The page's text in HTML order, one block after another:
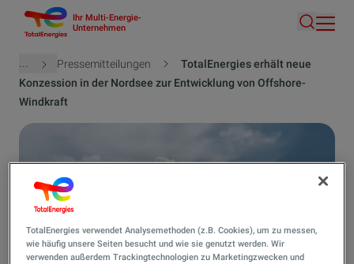
Inhalt
Ihr Multi-Energie-
Unternehmen
Suche
Pfadnavigation
... Pressemitteilungen
TotalEnergies erhält neue
Konzession in der Nordsee zur Entwicklung von Offshore-
Windkraft
TotalEnergies verwendet Analysemethoden (z.B. Cookies), um zu messen,
wie häufig unsere Seiten besucht und wie sie genutzt werden. Wir
verwenden außerdem Trackingtechnologien zu Marketingzwecken und